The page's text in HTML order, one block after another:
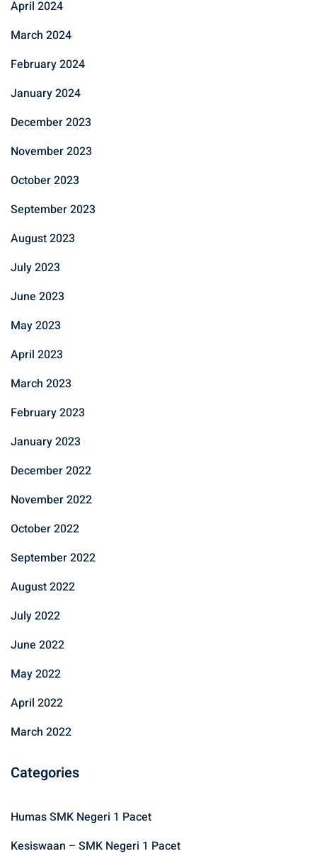
April 2024
March 2024
February 2024
January 2024
December 2023
November 2023
October 2023
September 2023
August 2023
July 2023
June 2023
May 2023
April 2023
March 2023
February 2023
January 2023
December 2022
November 2022
October 2022
September 2022
August 2022
July 2022
June 2022
May 2022
April 2022
March 2022
Categories
Humas SMK Negeri 1 Pacet
Kesiswaan – SMK Negeri 1 Pacet